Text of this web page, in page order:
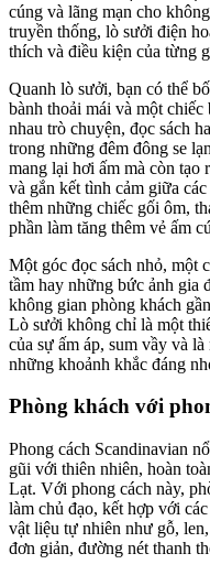
cúng và lãng mạn cho
truyền thống, lò sưởi điện
thích và điều kiện của từng
Quanh lò sưởi, bạn có thể
bành thoải mái và một
nhau trò chuyện, đọc sách
trong những đêm đông se
mang lại hơi ấm mà còn tạo
và gắn kết tình cảm giữa
thêm những chiếc gối ôm,
phần làm tăng thêm vẻ ấm
Một góc đọc sách nhỏ, một
tầm hay những bức ảnh gia
không gian phòng khách
Lò sưởi không chỉ là một
của sự ấm áp, sum vầy và
những khoảnh khắc đáng
Phòng khách với
Phong cách Scandinavian
gũi với thiên nhiên, hoàn
Lạt. Với phong cách này,
làm chủ đạo, kết hợp với
vật liệu tự nhiên như gỗ,
đơn giản, đường nét thanh